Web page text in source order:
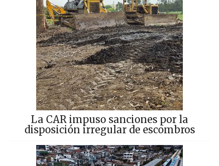
La CAR impuso sanciones por la
disposición irregular de escombros